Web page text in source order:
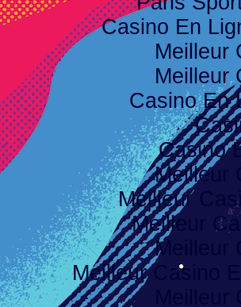
Casino En
Meilleur
Meilleur
Casino En
Casino
Meilleur
Meilleur
Meilleur
Meilleur
Meilleur Casino